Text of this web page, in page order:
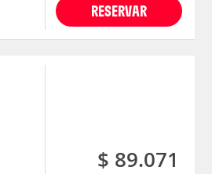
RESERVAR
$ 89.071